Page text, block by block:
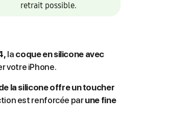
retrait possible.
la coque en silicone avec
votre iPhone.
la silicone offre un toucher
est renforcée parune fine